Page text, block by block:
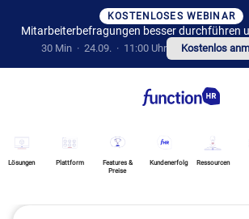
Lösungen Plattform
Features &
Preise
Kundenerfolg Ressourcen
KOSTENLOSES WEBINAR
Mitarbeiterbefragungen besser durchführen
30 Min · 24.09. · 11:00 Uhr Kostenlos